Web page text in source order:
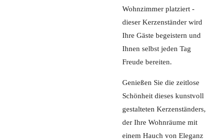
Wohnzimmer platziert -
dieser Kerzenständer wird
Ihre Gäste begeistern und
Ihnen selbst jeden Tag
Freude bereiten.
Genießen Sie die zeitlose
Schönheit dieses kunstvoll
gestalteten Kerzenständers,
der Ihre Wohnräume mit
einem Hauch von Eleganz